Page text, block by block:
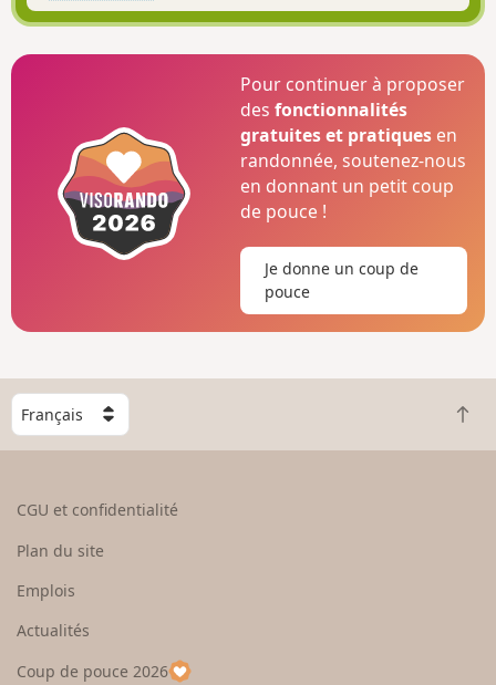
Pour continuer à proposer
desfonctionnalités
gratuites et pratiques en
randonnée, soutenez-nous
en donnant un petit coup
de pouce !
Je donne un coup de
pouce
C
h
o
e
u
R
e
CGU et confidentialité
Plan du site
Emplois
Actualités
Coup de pouce 2026